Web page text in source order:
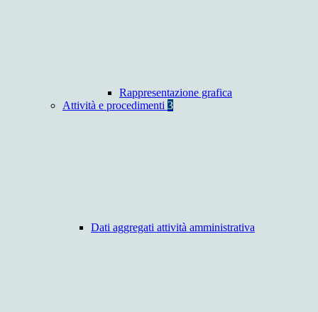
Rappresentazione grafica
Attività e procedimenti 3
Dati aggregati attività amministrativa